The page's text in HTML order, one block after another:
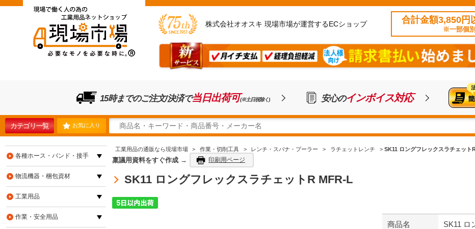
株式会社オオスキ 現場市場が運営するECショップ 合計金額3,850円
※一部個
15時までのご注文/決済で当日出荷可(※土日祝除く) 安心のインボイス対応
カテゴリ一覧 お気に入り
工業用品の通販なら現場市場 > 作業・切削工具 > レンチ・スパナ・プーラー > ラチェットレンチ > SK11 ロングフレックスラチェット
稟議用資料をすぐ作成 → 印刷用ページ
SK11 ロングフレックスラチェットR MFR-L
商品名 SK11 ロ
各種ホース・バンド・接手
物流機器・梱包資材
工業用品
作業・安全用品